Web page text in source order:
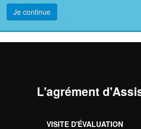
Je continue
L'agrément
VISITE D'ÉVALUATION